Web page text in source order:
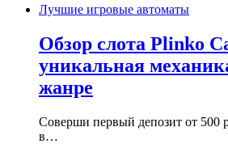
Лучшие игровые автоматы
Обзор слота Plinko
уникальная
жанре
Соверши первый депозит от 500
в…